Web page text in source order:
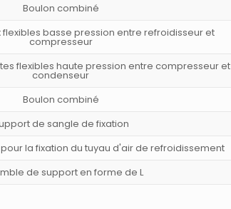
Boulon combiné
flexibles basse pression entre refroidisseur et
compresseur
flexibles haute pression entre compresseur et
condenseur
Boulon combiné
de sangle de fixation
la fixation du tuyau d'air de refroidissement
de support en forme de L